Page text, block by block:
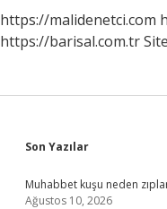
https://malidenetci.com
https://barisal.com.tr
Sidebar
Son Yazılar
Muhabbet kuşu neden
Ağustos 10, 2026